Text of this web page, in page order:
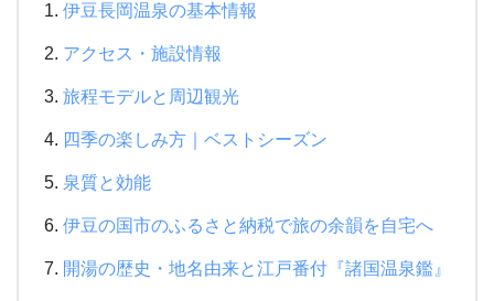
伊豆長岡温泉の基本情報
アクセス・施設情報
旅程モデルと周辺観光
四季の楽しみ方｜ベストシーズン
泉質と効能
伊豆の国市のふるさと納税で旅の余韻を自宅へ
開湯の歴史・地名由来と江戸番付『諸国温泉鑑』